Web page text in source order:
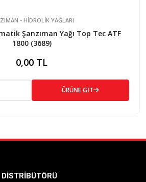
- HİDROLİK YAĞLARI
Şanzıman Yağı Top Tec ATF
1800 (3689)
0,00 TL
ÜRÜNE GİT